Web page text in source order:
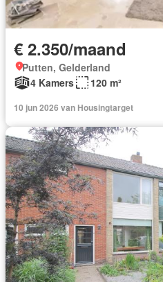
€ 2.350/maand
Putten, Gelderland
4 Kamers
120 m²
10 jun 2026 van Housingtarget